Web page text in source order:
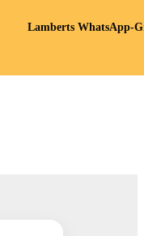
Lamberts WhatsApp-